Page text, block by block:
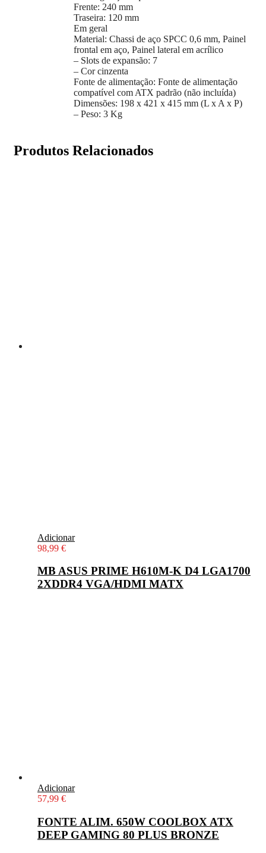
Frente: 240 mm
Traseira: 120 mm
Em geral
Material: Chassi de aço SPCC 0,6 mm, Painel
frontal em aço, Painel lateral em acrílico
– Slots de expansão: 7
– Cor cinzenta
Fonte de alimentação: Fonte de alimentação
compatível com ATX padrão (não incluída)
Dimensões: 198 x 421 x 415 mm (L x A x P)
– Peso: 3 Kg
Produtos Relacionados
Adicionar
98,99 €
MB ASUS PRIME H610M-K D4 LGA1700
2XDDR4 VGA/HDMI MATX
Adicionar
57,99 €
FONTE ALIM. 650W COOLBOX ATX
DEEP GAMING 80 PLUS BRONZE